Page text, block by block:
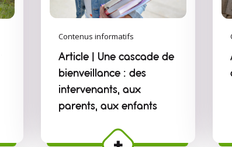
Contenus informatifs
Article | Une cascade de
bienveillance : des
intervenants, aux
parents, aux enfants